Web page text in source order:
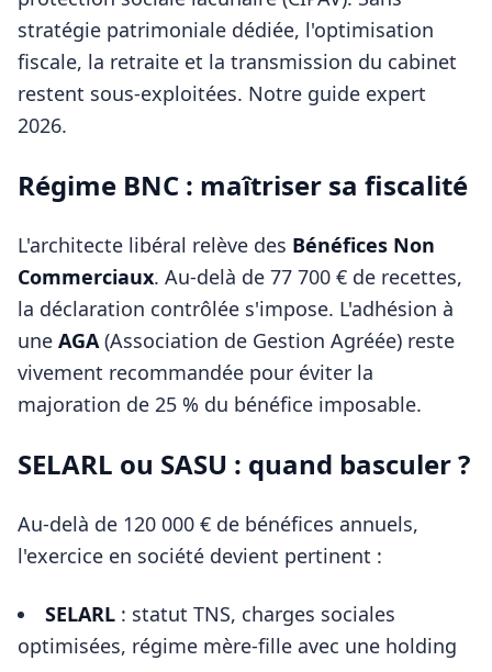
stratégie patrimoniale dédiée, l'optimisation
fiscale, la retraite et la transmission du cabinet
restent sous-exploitées. Notre guide expert
2026.
Régime BNC : maîtriser sa fiscalité
L'architecte libéral relève des Bénéfices Non
Commerciaux. Au-delà de 77 700 € de recettes,
la déclaration contrôlée s'impose. L'adhésion à
une AGA(Association de Gestion Agréée) reste
vivement recommandée pour éviter la
majoration de 25 % du bénéfice imposable.
SELARL ou SASU : quand basculer ?
Au-delà de 120 000 € de bénéfices annuels,
l'exercice en société devient pertinent :
SELARL : statut TNS, charges sociales
optimisées, régime mère-fille avec une holding